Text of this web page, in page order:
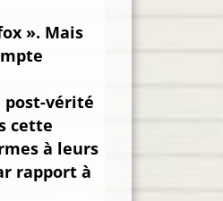
». Mais
post-vérité
cette
à leurs
rapport à